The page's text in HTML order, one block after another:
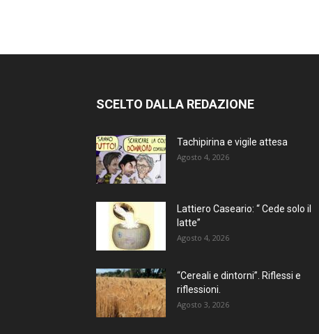
SCELTO DALLA REDAZIONE
Tachipirina e vigile attesa
Agosto 4, 2026
Lattiero Caseario: “ Cede solo il
latte”
Agosto 4, 2026
“Cereali e dintorni”. Riflessi e
riflessioni.
Agosto 3, 2026